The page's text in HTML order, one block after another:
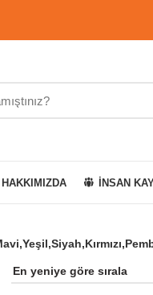
HAKKIMIZDA İNSAN